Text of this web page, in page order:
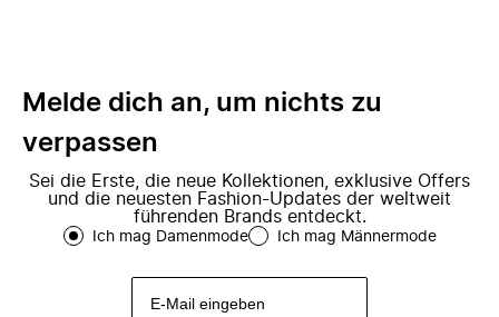
Melde dich an, um nichts zu
verpassen
Sei die Erste, die neue Kollektionen, exklusive Offers
und die neuesten Fashion-Updates der weltweit
führenden Brands entdeckt.
Ich mag Damenmode Ich mag Männermode